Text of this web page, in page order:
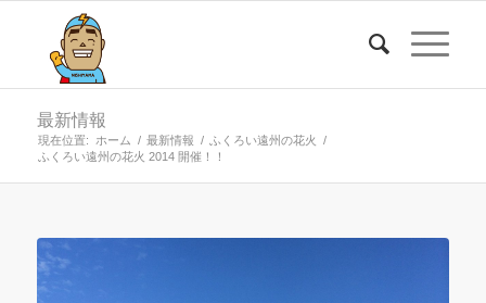
最新情報
現在位置: ホーム / 最新情報 / ふくろい遠州の花火
/
ふくろい遠州の花火 2014 開催！！